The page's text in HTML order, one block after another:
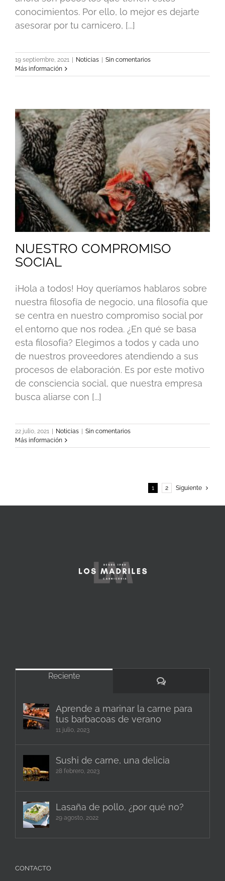
conocimientos. Por ello, lo mejor es dejarte
asesorar por tu carnicero, [...]
19 septiembre, 2021 | Noticias | Sin comentarios
Más información
NUESTRO COMPROMISO
SOCIAL
¡Hola a todos! Hoy queríamos hablaros sobre
nuestra filosofía de negocio, una filosofía que
se centra en nuestro compromiso social por
el entorno que nos rodea. ¿En qué se basa
esta filosofía? Elegimos a todos y cada uno
de nuestros proveedores atendiendo a sus
procesos de elaboración. Es por este motivo
de consciencia social, que nuestra empresa
busca aliarse con [...]
22 julio, 2021 | Noticias | Sin comentarios
Más información
1 2 Siguiente
Reciente
Comentarios
Aprende a marinar la carne para
tus barbacoas de verano
11 julio, 2023
Sushi de carne, una delicia
28 febrero, 2023
Lasaña de pollo, ¿por qué no?
29 agosto, 2022
CONTACTO